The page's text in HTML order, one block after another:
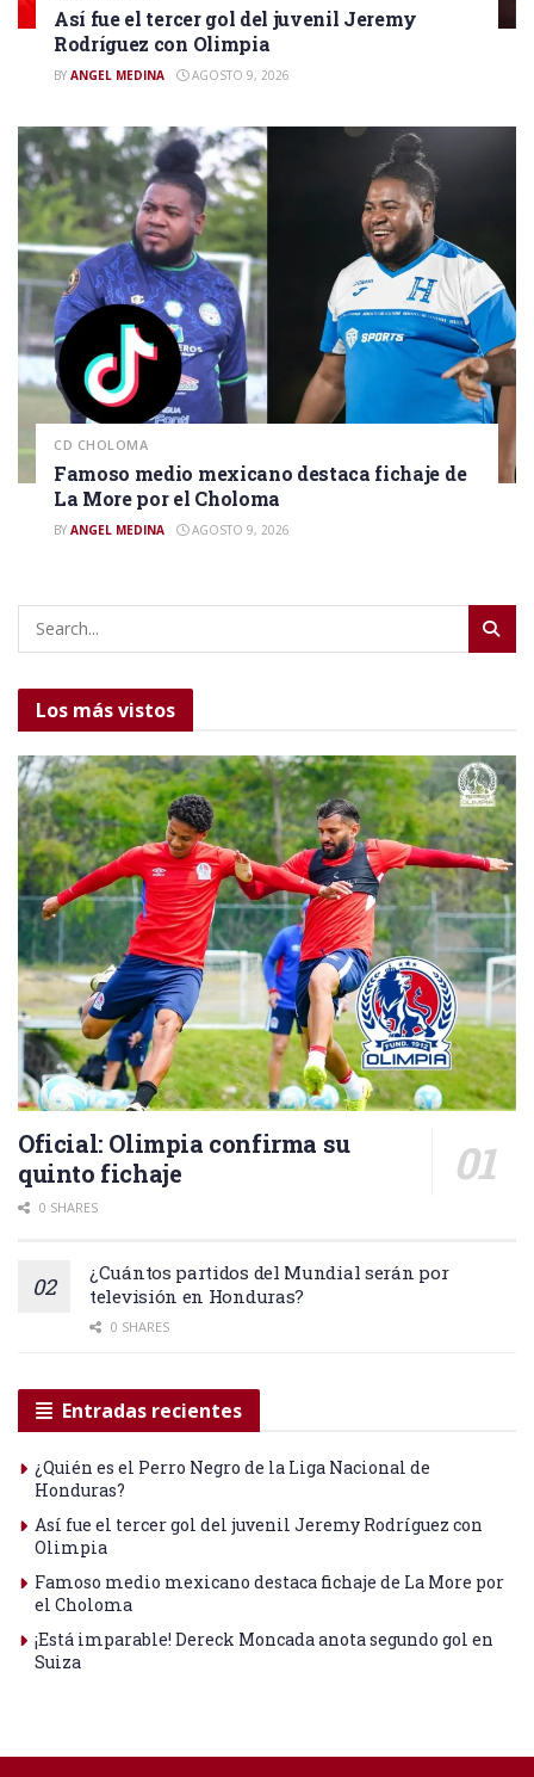
Así fue el tercer gol del juvenil Jeremy
Rodríguez con Olimpia
BY ANGEL MEDINA AGOSTO 9, 2026
CD CHOLOMA
Famoso medio mexicano destaca fichaje de
La More por el Choloma
BY ANGEL MEDINA AGOSTO 9, 2026
Los más vistos
Oficial: Olimpia confirma su
quinto fichaje
0 SHARES
¿Cuántos partidos del Mundial serán por
televisión en Honduras?
0 SHARES
Entradas recientes
¿Quién es el Perro Negro de la Liga Nacional de
Honduras?
Así fue el tercer gol del juvenil Jeremy Rodríguez con
Olimpia
Famoso medio mexicano destaca fichaje de La More por
el Choloma
¡Está imparable! Dereck Moncada anota segundo gol en
Suiza